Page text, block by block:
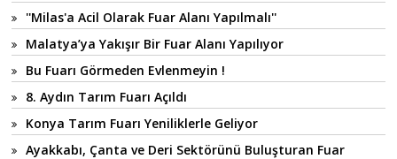
''Milas'a Acil Olarak Fuar Alanı Yapılmalı''
Malatya’ya Yakışır Bir Fuar Alanı Yapılıyor
Bu Fuarı Görmeden Evlenmeyin !
8. Aydın Tarım Fuarı Açıldı
Konya Tarım Fuarı Yeniliklerle Geliyor
Ayakkabı, Çanta ve Deri Sektörünü Buluşturan Fuar